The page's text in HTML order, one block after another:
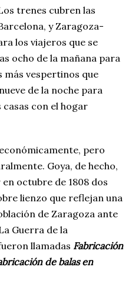
trenes cubren las
y Zaragoza-
los viajeros que se
ocho de la mañana para
vespertinos que
de la noche para
casas con el hogar
pero
Goya, de hecho,
octubre de 1808 dos
lienzo que reflejan una
de Zaragoza ante
Guerra de la
llamadas Fabricación
de balas en